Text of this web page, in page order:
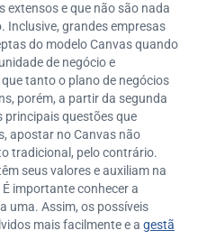
e que não são nada
Inclusive, grandes empresas
do modelo Canvas quando
de negócio e
tanto o plano de negócios
porém, a partir da segunda
principais questões que
apostar no Canvas não
tradicional, pelo contrário.
seus valores e auxiliam na
importante conhecer a
uma. Assim, os possíveis
mais facilmente e a gestã